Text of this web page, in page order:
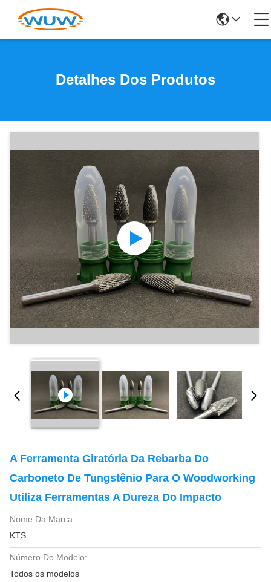
Detalhes Dos Produtos
A Ferramenta Giratória Da Rebarba Do
Carboneto De Tungstênio Para O Woodworking
Utiliza Ferramentas A Dureza Do Impacto
Nome Da Marca:
KTS
Número Do Modelo:
Todos os modelos